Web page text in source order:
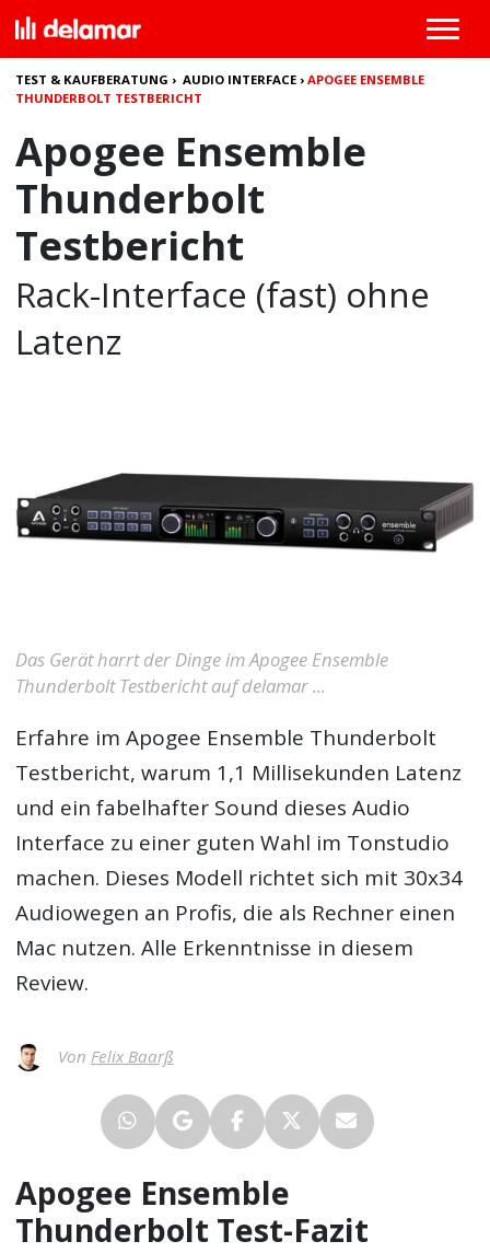
TEST & KAUFBERATUNG ›AUDIO INTERFACE ›APOGEE ENSEMBLE
THUNDERBOLT TESTBERICHT
Apogee Ensemble
Thunderbolt
Testbericht
Rack-Interface (fast) ohne
Latenz
Das Gerät harrt der Dinge im Apogee Ensemble
Thunderbolt Testbericht auf delamar ...
Erfahre imApogee Ensemble Thunderbolt
Testbericht, warum 1,1 Millisekunden Latenz
und ein fabelhafter Sound dieses Audio
Interface zu einer guten Wahl im Tonstudio
machen. Dieses Modell richtet sich mit 30x34
Audiowegen an Profis, die als Rechner einen
Mac nutzen. Alle Erkenntnisse in diesem
Review.
Von Felix Baarß
Apogee Ensemble
Thunderbolt Test-Fazit